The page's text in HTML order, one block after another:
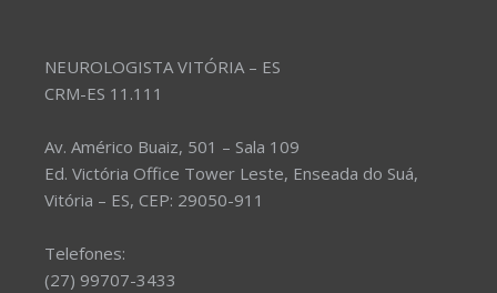
NEUROLOGISTA VITÓRIA – ES
CRM-ES 11.111
Av. Américo Buaiz, 501 – Sala 109
Ed. Victória Office Tower Leste, Enseada do Suá,
Vitória – ES, CEP: 29050-911
Telefones:
(27) 99707-3433